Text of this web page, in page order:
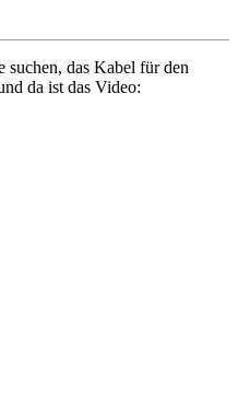
das Kabel für den
da ist das Video: